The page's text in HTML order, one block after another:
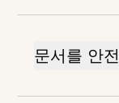
문서를 안